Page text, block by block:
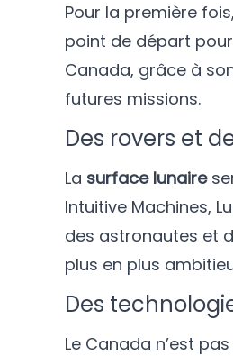
Pour la première
point de départ
Canada, grâce à
futures missions.
Des rovers et
La surface lunaire
Intuitive Machines,
des astronautes et
plus en plus
Des
Le Canada n’est